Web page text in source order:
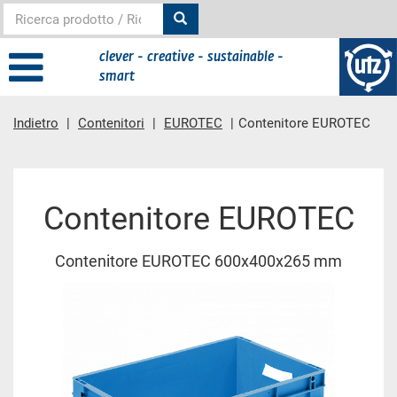
clever - creative - sustainable -
smart
Indietro Contenitori EUROTEC Contenitore EUROTEC
Contenitore EUROTEC
Contenitore EUROTEC 600x400x265 mm